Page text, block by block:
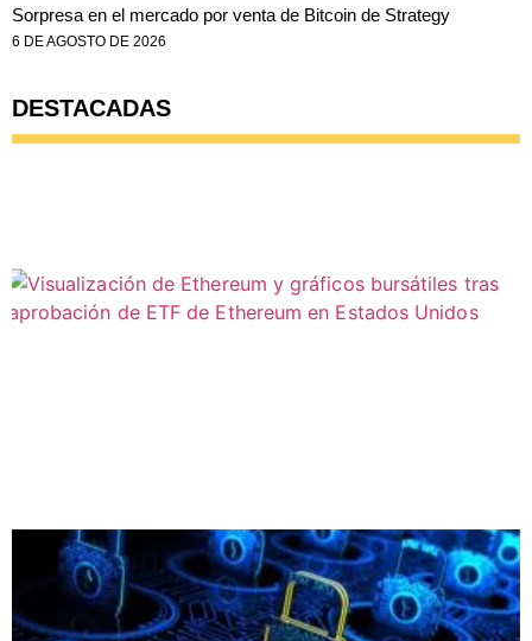
Sorpresa en el mercado por venta de Bitcoin de Strategy
6 DE AGOSTO DE 2026
DESTACADAS